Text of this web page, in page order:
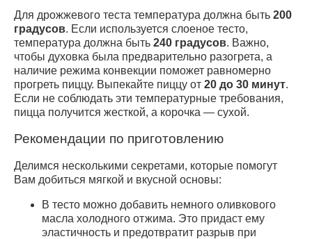
Для дрожжевого теста температура должна быть 200
градусов. Если используется слоеное тесто,
температура должна быть 240 градусов. Важно,
чтобы духовка была предварительно разогрета, а
наличие режима конвекции поможет равномерно
прогреть пиццу. Выпекайте пиццу от 20 до 30 минут.
Если не соблюдать эти температурные требования,
пицца получится жесткой, а корочка — сухой.
Рекомендации по приготовлению
Делимся несколькими секретами, которые помогут
Вам добиться мягкой и вкусной основы:
В тесто можно добавить немного оливкового
масла холодного отжима. Это придаст ему
эластичность и предотвратит разрыв при